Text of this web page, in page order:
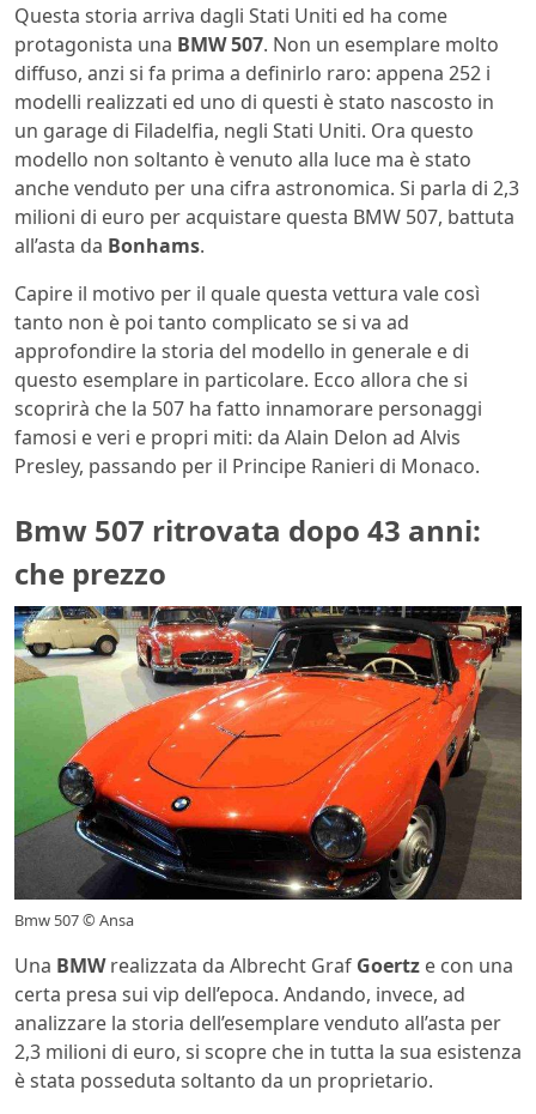
Questa storia arriva dagli Stati Uniti ed ha come
protagonista una BMW 507. Non un esemplare molto
diffuso, anzi si fa prima a definirlo raro: appena 252 i
modelli realizzati ed uno di questi è stato nascosto in
un garage di Filadelfia, negli Stati Uniti. Ora questo
modello non soltanto è venuto alla luce ma è stato
anche venduto per una cifra astronomica. Si parla di 2,3
milioni di euro per acquistare questa BMW 507, battuta
all’asta da Bonhams.
Capire il motivo per il quale questa vettura vale così
tanto non è poi tanto complicato se si va ad
approfondire la storia del modello in generale e di
questo esemplare in particolare. Ecco allora che si
scoprirà che la 507 ha fatto innamorare personaggi
famosi e veri e propri miti: da Alain Delon ad Alvis
Presley, passando per il Principe Ranieri di Monaco.
Bmw 507 ritrovata dopo 43 anni:
che prezzo
Bmw 507 © Ansa
Una BMWrealizzata da Albrecht Graf Goertz e con una
certa presa sui vip dell’epoca. Andando, invece, ad
analizzare la storia dell’esemplare venduto all’asta per
2,3 milioni di euro, si scopre che in tutta la sua esistenza
è stata posseduta soltanto da un proprietario.